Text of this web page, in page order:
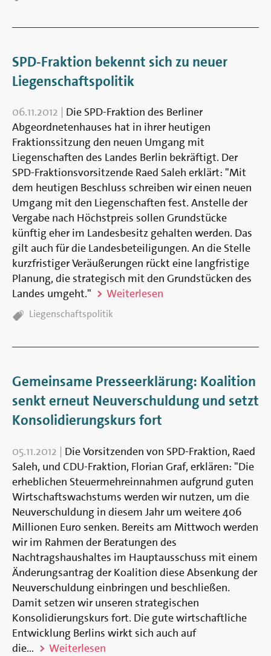
SPD-Fraktion bekennt sich zu neuer
Liegenschaftspolitik
06.11.2012 | Die SPD-Fraktion des Berliner
Abgeordnetenhauses hat in ihrer heutigen
Fraktionssitzung den neuen Umgang mit
Liegenschaften des Landes Berlin bekräftigt. Der
SPD-Fraktionsvorsitzende Raed Saleh erklärt: "Mit
dem heutigen Beschluss schreiben wir einen neuen
Umgang mit den Liegenschaften fest. Anstelle der
Vergabe nach Höchstpreis sollen Grundstücke
künftig eher im Landesbesitz gehalten werden. Das
gilt auch für die Landesbeteiligungen. An die Stelle
kurzfristiger Veräußerungen rückt eine langfristige
Planung, die strategisch mit den Grundstücken des
Landes umgeht."
Weiterlesen
TAGS:
Liegenschaftspolitik
Gemeinsame Presseerklärung: Koalition
senkt erneut Neuverschuldung und setzt
Konsolidierungskurs fort
05.11.2012 | Die Vorsitzenden von SPD-Fraktion, Raed
Saleh, und CDU-Fraktion, Florian Graf, erklären: "Die
erheblichen Steuermehreinnahmen aufgrund guten
Wirtschaftswachstums werden wir nutzen, um die
Neuverschuldung in diesem Jahr um weitere 406
Millionen Euro senken. Bereits am Mittwoch werden
wir im Rahmen der Beratungen des
Nachtragshaushaltes im Hauptausschuss mit einem
Änderungsantrag der Koalition diese Absenkung der
Neuverschuldung einbringen und beschließen.
Damit setzen wir unseren strategischen
Konsolidierungskurs fort. Die gute wirtschaftliche
Entwicklung Berlins wirkt sich auch auf
die...
Weiterlesen